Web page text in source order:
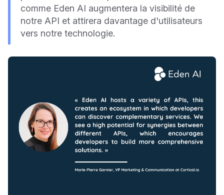
comme Eden AI augmentera la visibilité de
notre API et attirera davantage d'utilisateurs
vers notre technologie.